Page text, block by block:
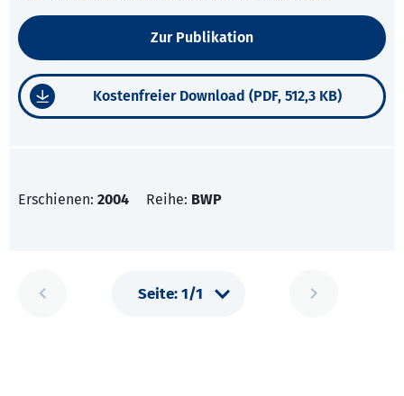
Zur Publikation
Kostenfreier Download (PDF, 512,3 KB)
Erschienen: 2004 Reihe: BWP